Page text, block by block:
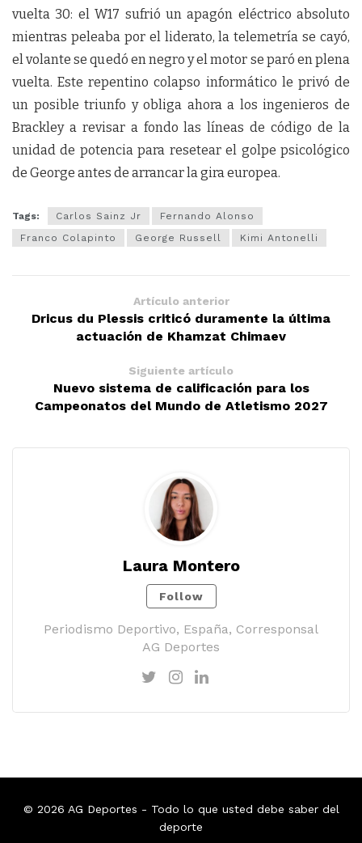
vuelta 30: el W17 sufrió un apagón eléctrico absoluto
mientras peleaba por el liderato, la telemetría se cayó,
el volante se quedó en negro y el motor se paró en plena
vuelta. Este repentino colapso informático le privó de
un posible triunfo y obliga ahora a los ingenieros de
Brackley a revisar a fondo las líneas de código de la
unidad de potencia para resetear el golpe psicológico
de George antes de arrancar la gira europea.
Tags: Carlos Sainz Jr
Fernando Alonso
Franco Colapinto
George Russell Kimi Antonelli
Artículo anterior
Dricus du Plessis criticó duramente la última
actuación de Khamzat Chimaev
Siguiente artículo
Nuevo sistema de calificación para los
Campeonatos del Mundo de Atletismo 2027
Laura Montero
Follow
Periodismo Deportivo, España, Corresponsal
AG Deportes
© 2026 AG Deportes - Todo lo que usted debe saber del
deporte